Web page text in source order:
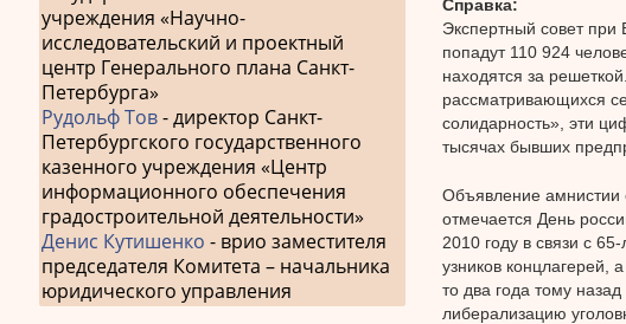
Справка:
Экспертный совет при
попадут 110 924
находятся за
рассматривающихся
солидарность», эти
тысячах бывших
Объявление амнистии
отмечается День
2010 году в связи с
узников концлагерей,
то два года тому
либерализацию
учреждения «Научно-
исследовательский и проектный
центр Генерального плана Санкт-
Петербурга»
Рудольф Тов- директор Санкт-
Петербургского государственного
казенного учреждения «Центр
информационного обеспечения
градостроительной деятельности»
Денис Кутишенко - врио заместителя
председателя Комитета – начальника
юридического управления